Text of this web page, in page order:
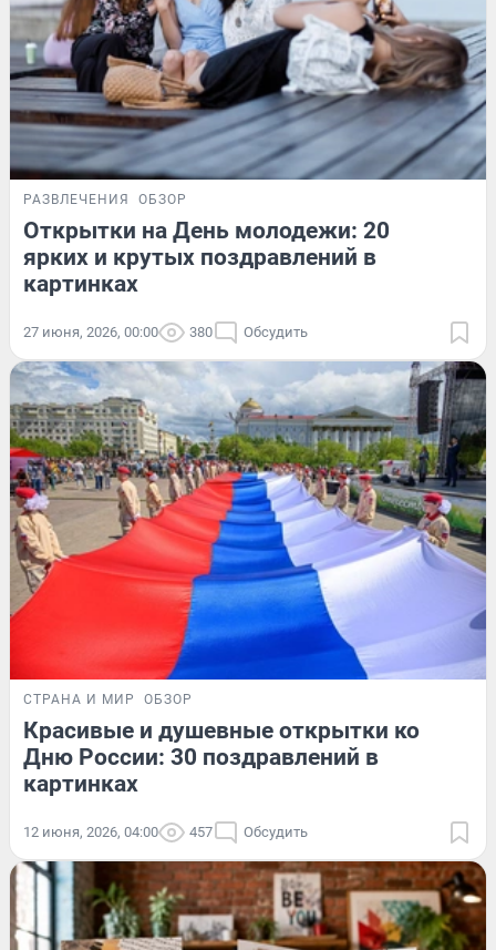
РАЗВЛЕЧЕНИЯ ОБЗОР
Открытки на День молодежи: 20
ярких и крутых поздравлений в
картинках
27 июня, 2026, 00:00 380 Обсудить
СТРАНА И МИР ОБЗОР
Красивые и душевные открытки ко
Дню России: 30 поздравлений в
картинках
12 июня, 2026, 04:00 457 Обсудить